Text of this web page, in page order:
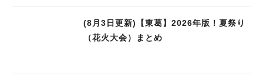
(8月3日更新)【東葛】2026年版！夏祭り
（花火大会）まとめ